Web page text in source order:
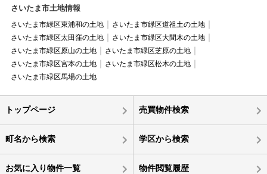
さいたま市土地情報
さいたま市緑区東浦和の土地
さいたま市緑区道祖土の土地
さいたま市緑区太田窪の土地
さいたま市緑区大間木の土地
さいたま市緑区原山の土地
さいたま市緑区芝原の土地
さいたま市緑区宮本の土地
さいたま市緑区松木の土地
さいたま市緑区馬場の土地
トップページ 売買物件検索
町名から検索 学区から検索
お気に入り物件一覧 物件閲覧履歴